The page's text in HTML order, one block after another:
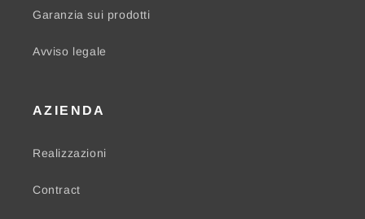
Garanzia sui prodotti
Avviso legale
AZIENDA
Realizzazioni
Contract